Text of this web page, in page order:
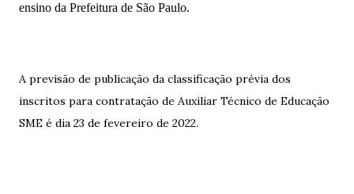
ensino da Prefeitura de São Paulo.
A previsão de publicação da classificação prévia dos
inscritos para contratação de Auxiliar Técnico de Educação
SME é dia 23 de fevereiro de 2022.